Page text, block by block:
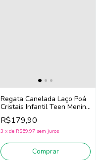
Regata Canelada Laço Poá
Cristais Infantil Teen Menina
Pituchinhus 30764 (Off
White)
R$179,90
3 x de R$59,97 sem juros
Comprar